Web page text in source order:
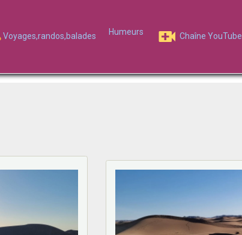
Voyages,randos,balades Humeurs Chaîne YouTube